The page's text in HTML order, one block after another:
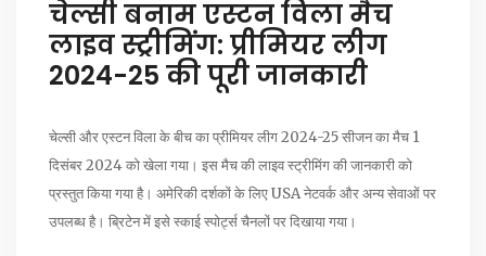
चेल्सी बनाम एस्टन विला मैच
लाइव स्ट्रीमिंग: प्रीमियर लीग
2024-25 की पूरी जानकारी
चेल्सी और एस्टन विला के बीच का प्रीमियर लीग 2024-25 सीजन का मैच 1
दिसंबर 2024 को खेला गया। इस मैच की लाइव स्ट्रीमिंग की जानकारी को
प्रस्तुत किया गया है। अमेरिकी दर्शकों के लिए USA नेटवर्क और अन्य सेवाओं पर
उपलब्ध है। ब्रिटेन में इसे स्काई स्पोर्ट्स चैनलों पर दिखाया गया।